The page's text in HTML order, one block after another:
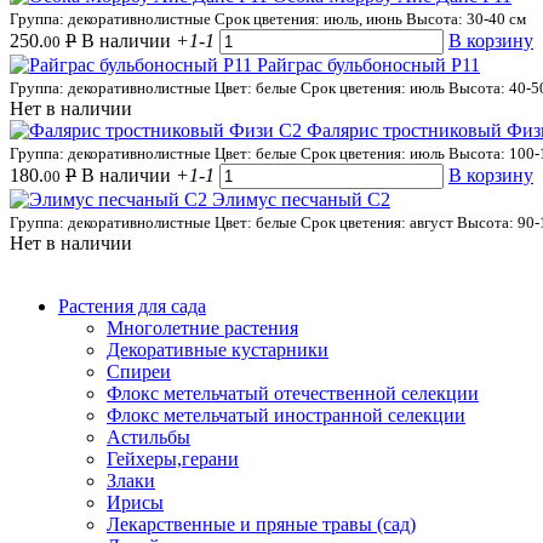
Группа: декоративнолистные Срок цветения: июль, июнь Высота: 30-40 см
250.00 Р В наличии +1-1
В корзину
Райграс бульбоносный Р11
Группа: декоративнолистные Цвет: белые Срок цветения: июль Высота: 40-
Нет в наличии
Фалярис тростниковый
Группа: декоративнолистные Цвет: белые Срок цветения: июль Высота: 100-
180.00 Р В наличии +1-1
В корзину
Элимус песчаный С2
Группа: декоративнолистные Цвет: белые Срок цветения: август Высота: 90-
Нет в наличии
Растения для сада
Многолетние растения
Декоративные кустарники
Спиреи
Флокс метельчатый отечественной селекции
Флокс метельчатый иностранной селекции
Астильбы
Гейхеры,герани
Злаки
Ирисы
Лекарственные и пряные травы (сад)